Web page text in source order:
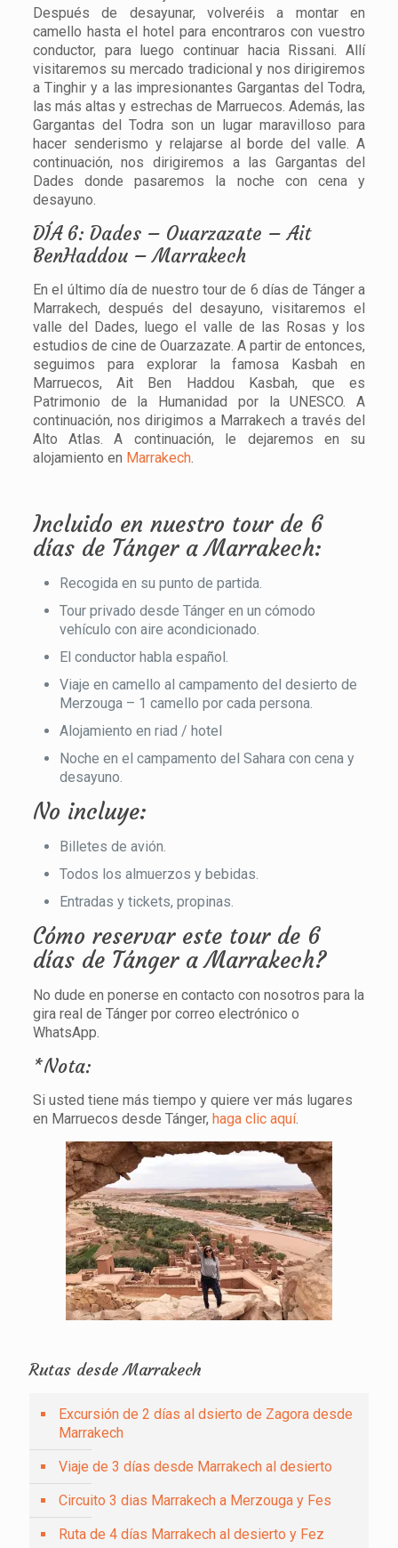
Después de desayunar, volveréis a montar en
camello hasta el hotel para encontraros con vuestro
conductor, para luego continuar hacia Rissani. Allí
visitaremos su mercado tradicional y nos dirigiremos
a Tinghir y a las impresionantes Gargantas del Todra,
las más altas y estrechas de Marruecos. Además, las
Gargantas del Todra son un lugar maravilloso para
hacer senderismo y relajarse al borde del valle. A
continuación, nos dirigiremos a las Gargantas del
Dades donde pasaremos la noche con cena y
desayuno.
DÍA 6: Dades – Ouarzazate – Ait
BenHaddou – Marrakech
En el último día de nuestro tour de 6 días de Tánger a
Marrakech, después del desayuno, visitaremos el
valle del Dades, luego el valle de las Rosas y los
estudios de cine de Ouarzazate. A partir de entonces,
seguimos para explorar la famosa Kasbah en
Marruecos, Ait Ben Haddou Kasbah, que es
Patrimonio de la Humanidad por la UNESCO. A
continuación, nos dirigimos a Marrakech a través del
Alto Atlas. A continuación, le dejaremos en su
alojamiento en Marrakech.
Incluido en nuestro tour de 6
días de Tánger a Marrakech:
Recogida en su punto de partida.
Tour privado desde Tánger en un cómodo
vehículo con aire acondicionado.
El conductor habla español.
Viaje en camello al campamento del desierto de
Merzouga – 1 camello por cada persona.
Alojamiento en riad / hotel
Noche en el campamento del Sahara con cena y
desayuno.
No incluye:
Billetes de avión.
Todos los almuerzos y bebidas.
Entradas y tickets, propinas.
Cómo reservar este tour de 6
días de Tánger a Marrakech?
No dude en ponerse en contacto con nosotros para la
gira real de Tánger por correo electrónico o
WhatsApp.
*Nota:
Si usted tiene más tiempo y quiere ver más lugares
en Marruecos desde Tánger, haga clic aquí.
Rutas desde Marrakech
Excursión de 2 días al dsierto de Zagora desde
Marrakech
Viaje de 3 días desde Marrakech al desierto
Circuito 3 dias Marrakech a Merzouga y Fes
Ruta de 4 días Marrakech al desierto y Fez